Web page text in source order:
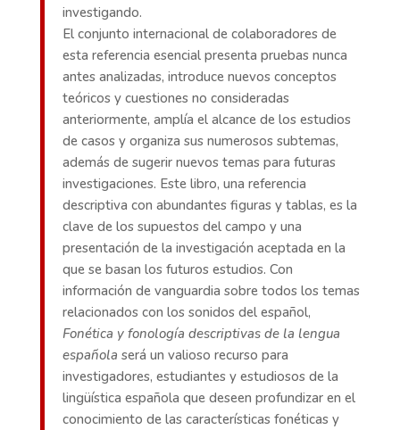
investigando.
El conjunto internacional de colaboradores de
esta referencia esencial presenta pruebas nunca
antes analizadas, introduce nuevos conceptos
teóricos y cuestiones no consideradas
anteriormente, amplía el alcance de los estudios
de casos y organiza sus numerosos subtemas,
además de sugerir nuevos temas para futuras
investigaciones. Este libro, una referencia
descriptiva con abundantes figuras y tablas, es la
clave de los supuestos del campo y una
presentación de la investigación aceptada en la
que se basan los futuros estudios. Con
información de vanguardia sobre todos los temas
relacionados con los sonidos del español,
Fonética y fonología descriptivas de la lengua
española será un valioso recurso para
investigadores, estudiantes y estudiosos de la
lingüística española que deseen profundizar en el
conocimiento de las características fonéticas y